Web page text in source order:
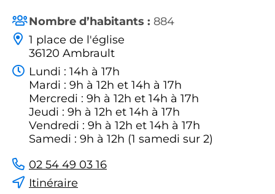
Nombre d’habitants : 884
1 place de l'église
36120 Ambrault
Lundi : 14h à 17h
Mardi : 9h à 12h et 14h à 17h
Mercredi : 9h à 12h et 14h à 17h
Jeudi : 9h à 12h et 14h à 17h
Vendredi : 9h à 12h et 14h à 17h
Samedi : 9h à 12h (1 samedi sur 2)
02 54 49 03 16
Itinéraire